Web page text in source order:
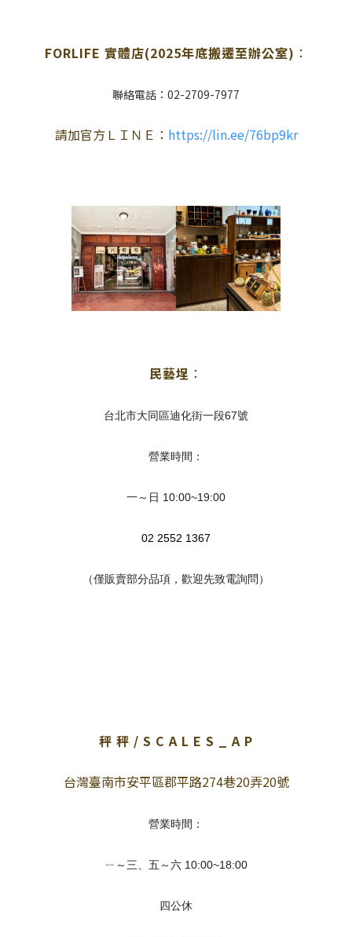
FORLIFE 實體店(2025年底搬遷至辦公室) ：
聯絡電話：02-2709-7977
請加官方ＬＩＮＥ： https://lin.ee/76bp9kr
民藝埕 ：
台北市大同區迪化街一段67號
營業時間：
一～日 10:00~19:00
02 2552 1367
（僅販賣部分品項，歡迎先致電詢問）
秤 秤 / S C A L E S _ A P
台灣臺南市安平區郡平路274巷20弄20號
營業時間：
ㄧ～三、五～六 10:00~18:00
四公休